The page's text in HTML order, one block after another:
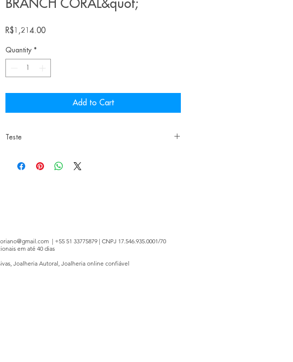
BRANCH CORAL&quot;
R$1,214.00Price
Quantity *
Add to Cart
Teste
| +55 51 33775879 | CNPJ 17.546.935.0001/70
em até 40 dias
Joalheria Autoral, Joalheria online confiável